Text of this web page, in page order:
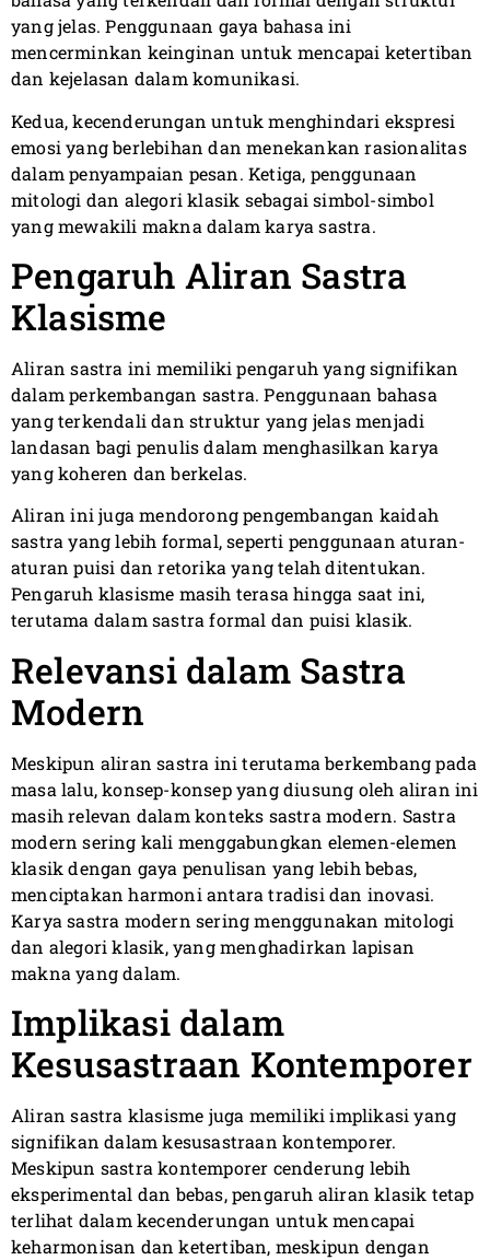
yang jelas. Penggunaan gaya bahasa ini
mencerminkan keinginan untuk mencapai ketertiban
dan kejelasan dalam komunikasi.
Kedua, kecenderungan untuk menghindari ekspresi
emosi yang berlebihan dan menekankan rasionalitas
dalam penyampaian pesan. Ketiga, penggunaan
mitologi dan alegori klasik sebagai simbol-simbol
yang mewakili makna dalam karya sastra.
Pengaruh Aliran Sastra
Klasisme
Aliran sastra ini memiliki pengaruh yang signifikan
dalam perkembangan sastra. Penggunaan bahasa
yang terkendali dan struktur yang jelas menjadi
landasan bagi penulis dalam menghasilkan karya
yang koheren dan berkelas.
Aliran ini juga mendorong pengembangan kaidah
sastra yang lebih formal, seperti penggunaan aturan-
aturan puisi dan retorika yang telah ditentukan.
Pengaruh klasisme masih terasa hingga saat ini,
terutama dalam sastra formal dan puisi klasik.
Relevansi dalam Sastra
Modern
Meskipun aliran sastra ini terutama berkembang pada
masa lalu, konsep-konsep yang diusung oleh aliran ini
masih relevan dalam konteks sastra modern. Sastra
modern sering kali menggabungkan elemen-elemen
klasik dengan gaya penulisan yang lebih bebas,
menciptakan harmoni antara tradisi dan inovasi.
Karya sastra modern sering menggunakan mitologi
dan alegori klasik, yang menghadirkan lapisan
makna yang dalam.
Implikasi dalam
Kesusastraan Kontemporer
Aliran sastra klasisme juga memiliki implikasi yang
signifikan dalam kesusastraan kontemporer.
Meskipun sastra kontemporer cenderung lebih
eksperimental dan bebas, pengaruh aliran klasik tetap
terlihat dalam kecenderungan untuk mencapai
keharmonisan dan ketertiban, meskipun dengan